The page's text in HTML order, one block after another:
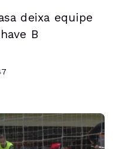
deixa equipe
B